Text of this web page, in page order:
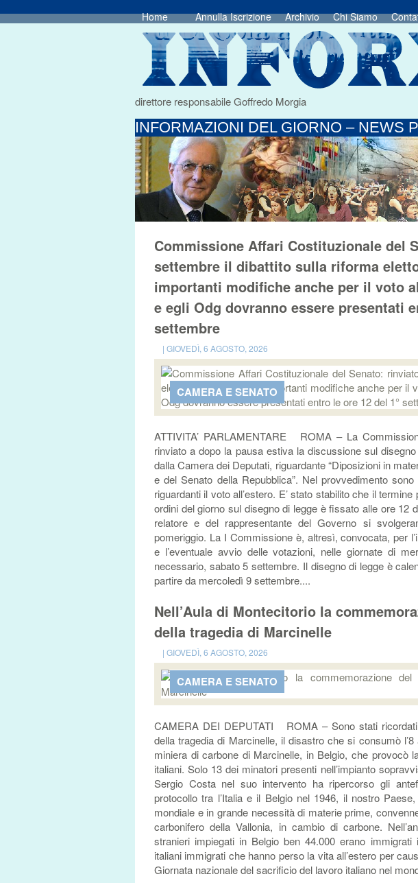
Home Annulla Iscrizione Archivio Chi Siamo
direttore responsabile Goffredo Morgia
INFORMAZIONI DEL GIORNO – NEWS
Commissione Affari Costituzionale del
settembre il dibattito sulla riforma
importanti modifiche anche per il voto
e egli Odg dovranno essere presentati
settembre
| GIOVEDÌ, 6 AGOSTO, 2026
CAMERA E SENATO
ATTIVITA’ PARLAMENTARE ROMA – La
rinviato a dopo la pausa estiva la discussione sul
dalla Camera dei Deputati, riguardante “Diposizioni in
e del Senato della Repubblica”. Nel provvedimento
riguardanti il voto all’estero. E’ stato stabilito che il
ordini del giorno sul disegno di legge è fissato alle ore 12
relatore e del rappresentante del Governo si
pomeriggio. La I Commissione è, altresì, convocata, per
e l’eventuale avvio delle votazioni, nelle giornate di
necessario, sabato 5 settembre. Il disegno di legge è
partire da mercoledì 9 settembre....
Nell’Aula di Montecitorio la
della tragedia di Marcinelle
| GIOVEDÌ, 6 AGOSTO, 2026
CAMERA E SENATO
CAMERA DEI DEPUTATI ROMA – Sono stati ricordati
della tragedia di Marcinelle, il disastro che si consumò
miniera di carbone di Marcinelle, in Belgio, che provocò
italiani. Solo 13 dei minatori presenti nell’impianto
Sergio Costa nel suo intervento ha ripercorso gli
protocollo tra l’Italia e il Belgio nel 1946, il nostro
mondiale e in grande necessità di materie prime,
carbonifero della Vallonia, in cambio di carbone.
stranieri impiegati in Belgio ben 44.000 erano
italiani immigrati che hanno perso la vita all’estero per
Giornata nazionale del sacrificio del lavoro italiano nel